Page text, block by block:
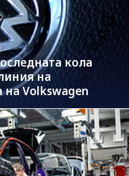
кола
на
Volkswagen